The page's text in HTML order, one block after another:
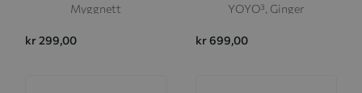
Myggnett
kr 299,00
YOYO³, Ginger
kr 699,00